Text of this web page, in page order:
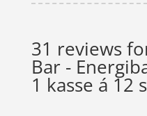
31 reviews
Bar -
1 kasse á 12